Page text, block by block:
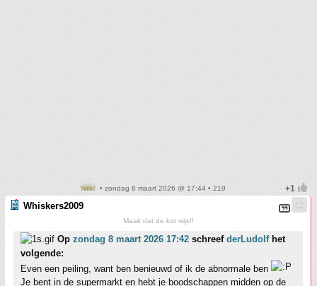
• zondag 8 maart 2026 @ 17:44 • 219
Whiskers2009
Maak dat de kat wijs!!
Op zondag 8 maart 2026 17:42 schreef derLudolfhet
volgende:
Even een peiling, want ben benieuwd of ik de abnormale ben
Je bent in de supermarkt en hebt je boodschappen midden op de